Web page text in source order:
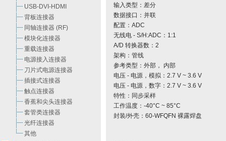
USB-DVI-HDMI
背板连接器
同轴连接器 (RF)
模块化连接器
重载连接器
电源接入连接器
刀片式电源连接器
插接式连接器
触点连接器
香蕉和尖头连接器
套管类连接器
光纤连接器
其他
输入类型：差分
数据接口：并联
配置：ADC
无线电 - S/H:ADC：1:1
A/D 转换器数：2
架构：管线
参考类型：外部， 内部
电压 - 电源，模拟：2.7 V ~ 3.6 V
电压 - 电源，数字：2.7 V ~ 3.6 V
特性：同步采样
工作温度：-40°C ~ 85°C
封装/外壳：60-WFQFN 裸露焊盘